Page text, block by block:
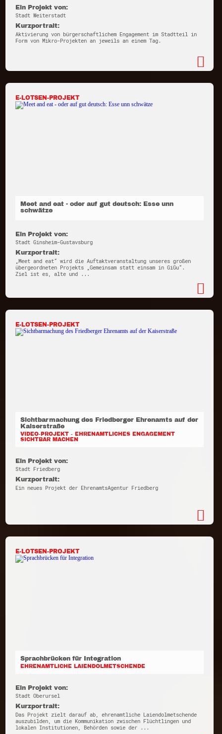
Ein Projekt von:
Stadt Weiterstadt
Kurzportrait:
Aktivierung von bürgerschaftlichem Engagement im Stadtteil in
Form von Mikro-Projekten an jeweils an einem Tag.
E-LOTSEN-PROJEKT
Meet and eat - oder auf gut deutsch: Esse unn
schwätze
Ein Projekt von:
Stadt Ginsheim-Gustavsburg
Kurzportrait:
„Meet and eat“ wird die Auftaktveranstaltung unseres großen
übergeordneten Projekts „Gemeinsam statt einsam in GiGu“.
Ziel ist es, alte und ...
E-LOTSEN-PROJEKT
Sichtbarmachung des Friedberger Ehrenamts auf der
Kaiserstraße
VIDEO-PROJEKT - EHRENAMTLICHES ENGAGEMENT
SICHTBAR MACHEN
Ein Projekt von:
Stadt Friedberg
Kurzportrait:
Ein neues Projekt der EhrenamtsAgentur Friedberg
E-LOTSEN-PROJEKT
Sprachbrücken für Integration
EHRENAMTLICHE LAIENDOLMETSCHENDE
Ein Projekt von:
Stadt Oberursel
Kurzportrait:
Das Projekt zielt darauf ab, ehrenamtliche Laiendolmetschende
auszubilden, um die Kommunikation zwischen Flüchtlingen und
lokalen Institutionen, Behörden sowie der ...